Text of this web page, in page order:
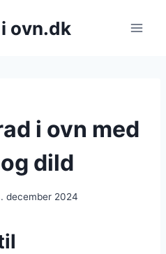
ovn.dk
i ovn med
dild
december 2024